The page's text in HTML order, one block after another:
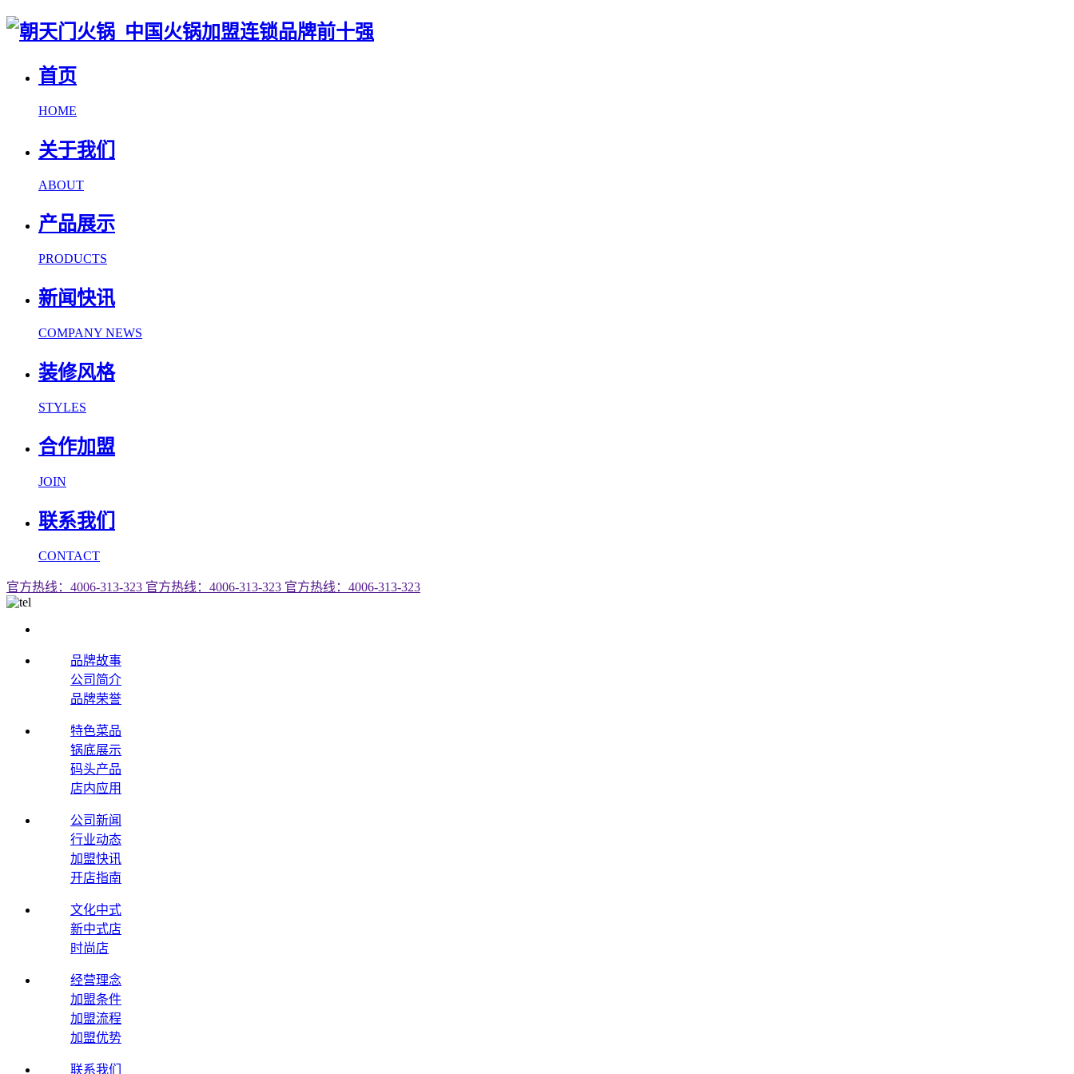
首页
HOME
关于我们
ABOUT
产品展示
PRODUCTS
新闻快讯
COMPANY NEWS
装修风格
STYLES
合作加盟
JOIN
联系我们
CONTACT
官方热线：4006-313-323 官方热线：4006-313-323 官方热线：4006-313-323
品牌故事
公司简介
品牌荣誉
特色菜品
锅底展示
码头产品
店内应用
公司新闻
行业动态
加盟快讯
开店指南
文化中式
新中式店
时尚店
经营理念
加盟条件
加盟流程
加盟优势
联系我们